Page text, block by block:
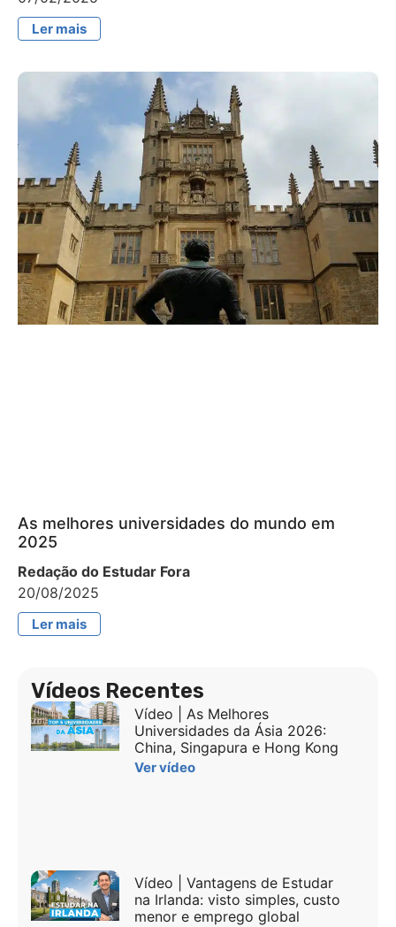
Ler mais
As melhores universidades do mundo em
2025
Redação do Estudar Fora
20/08/2025
Ler mais
Vídeos Recentes
Vídeo | As Melhores
Universidades da Ásia 2026:
China, Singapura e Hong Kong
Ver vídeo
Vídeo | Vantagens de Estudar
na Irlanda: visto simples, custo
menor e emprego global